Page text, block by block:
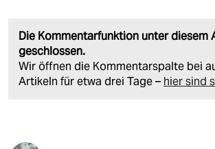
Die Kommentarfunktion unter diesem
geschlossen.
Wir öffnen die Kommentarspalte bei
Artikeln für etwa drei Tage – hier sind